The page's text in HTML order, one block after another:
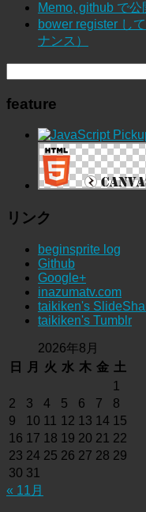
Memo, github で
bower register し
ナンス）
feature
リンク
beginsprite log
Github
Google+
inazumatv.com
taikiken's
taikiken's Tumblr
2026年8月
日
月 火 水 木 金 土
1
2
3 4 5 6 7
8
9
10 11 12 13 14 15
16 17 18 19 20 21 22
23 24 25 26 27 28 29
30 31
« 11月